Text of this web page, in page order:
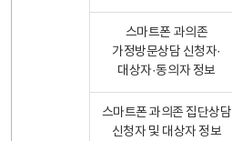
스마트폰 과의존
가정방문상담 신청자·
대상자·동의자 정보
스마트폰 과의존 집단상담
신청자 및 대상자 정보